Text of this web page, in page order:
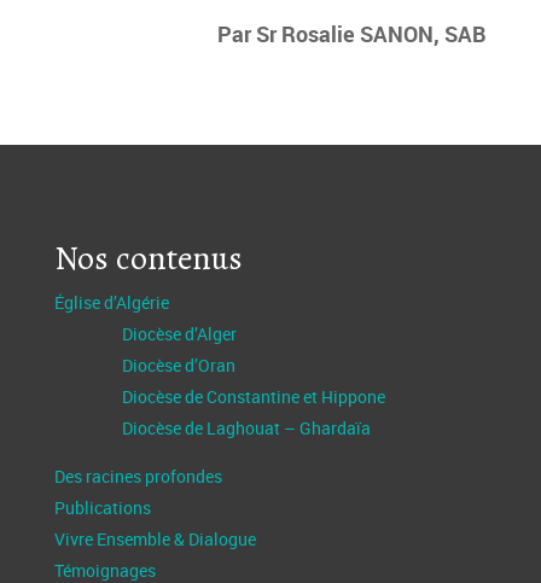
Par Sr Rosalie SANON, SAB
Nos contenus
Église d’Algérie
Diocèse d’Alger
Diocèse d’Oran
Diocèse de Constantine et Hippone
Diocèse de Laghouat – Ghardaïa
Des racines profondes
Publications
Vivre Ensemble & Dialogue
Témoignages